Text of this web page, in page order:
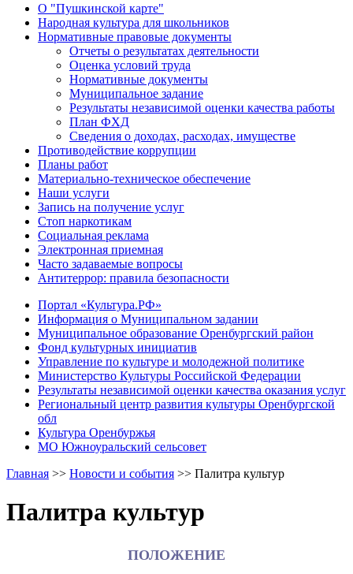
О "Пушкинской карте"
Народная культура для школьников
Нормативные правовые документы
Отчеты о результатах деятельности
Оценка условий труда
Нормативные документы
Муниципальное задание
Результаты независимой оценки качества работы
План ФХД
Сведения о доходах, расходах, имуществе
Противодействие коррупции
Планы работ
Материально-техническое обеспечение
Наши услуги
Запись на получение услуг
Стоп наркотикам
Социальная реклама
Электронная приемная
Часто задаваемые вопросы
Антитеррор: правила безопасности
Портал «Культура.РФ»
Информация о Муниципальном задании
Муниципальное образование Оренбургский район
Фонд культурных инициатив
Управление по культуре и молодежной политике
Министерство Культуры Российской Федерации
Результаты независимой оценки качества оказания услуг
Региональный центр развития культуры Оренбургской
обл
Культура Оренбуржья
МО Южноуральский сельсовет
Главная >> Новости и события >> Палитра культур
Палитра культур
ПОЛОЖЕНИЕ